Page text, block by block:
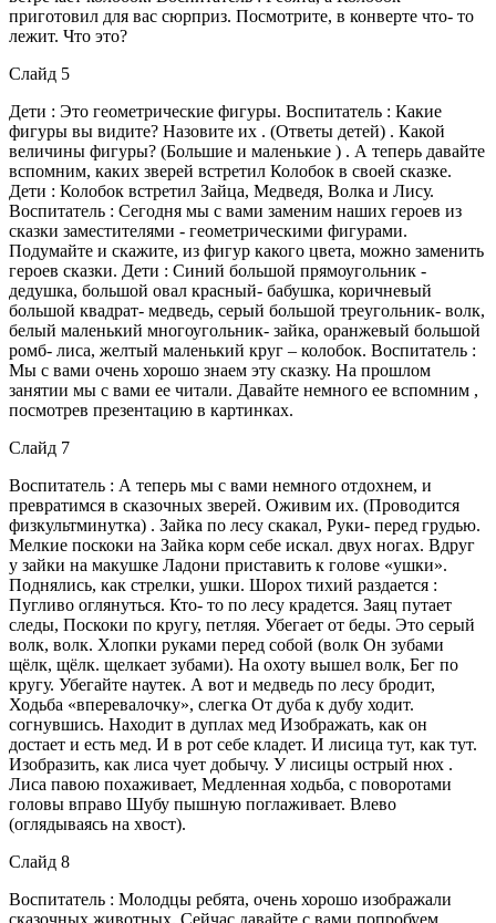
приготовил для вас сюрприз. Посмотрите, в конверте что- то
лежит. Что это?
Слайд 5
Дети : Это геометрические фигуры. Воспитатель : Какие
фигуры вы видите? Назовите их . (Ответы детей) . Какой
величины фигуры? (Большие и маленькие ) . А теперь давайте
вспомним, каких зверей встретил Колобок в своей сказке.
Дети : Колобок встретил Зайца, Медведя, Волка и Лису.
Воспитатель : Сегодня мы с вами заменим наших героев из
сказки заместителями - геометрическими фигурами.
Подумайте и скажите, из фигур какого цвета, можно заменить
героев сказки. Дети : Синий большой прямоугольник -
дедушка, большой овал красный- бабушка, коричневый
большой квадрат- медведь, серый большой треугольник- волк,
белый маленький многоугольник- зайка, оранжевый большой
ромб- лиса, желтый маленький круг – колобок. Воспитатель :
Мы с вами очень хорошо знаем эту сказку. На прошлом
занятии мы с вами ее читали. Давайте немного ее вспомним ,
посмотрев презентацию в картинках.
Слайд 7
Воспитатель : А теперь мы с вами немного отдохнем, и
превратимся в сказочных зверей. Оживим их. (Проводится
физкультминутка) . Зайка по лесу скакал, Руки- перед грудью.
Мелкие поскоки на Зайка корм себе искал. двух ногах. Вдруг
у зайки на макушке Ладони приставить к голове «ушки».
Поднялись, как стрелки, ушки. Шорох тихий раздается :
Пугливо оглянуться. Кто- то по лесу крадется. Заяц путает
следы, Поскоки по кругу, петляя. Убегает от беды. Это серый
волк, волк. Хлопки руками перед собой (волк Он зубами
щёлк, щёлк. щелкает зубами). На охоту вышел волк, Бег по
кругу. Убегайте наутек. А вот и медведь по лесу бродит,
Ходьба «вперевалочку», слегка От дуба к дубу ходит.
согнувшись. Находит в дуплах мед Изображать, как он
достает и есть мед. И в рот себе кладет. И лисица тут, как тут.
Изобразить, как лиса чует добычу. У лисицы острый нюх .
Лиса павою похаживает, Медленная ходьба, с поворотами
головы вправо Шубу пышную поглаживает. Влево
(оглядываясь на хвост).
Слайд 8
Воспитатель : Молодцы ребята, очень хорошо изображали
сказочных животных. Сейчас давайте с вами попробуем